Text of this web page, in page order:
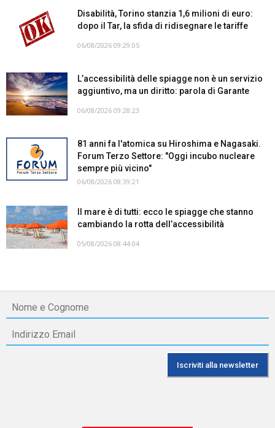
Disabilità, Torino stanzia 1,6 milioni di euro:
dopo il Tar, la sfida di ridisegnare le tariffe
06/08/2026 09:29:05
L’accessibilità delle spiagge non è un servizio
aggiuntivo, ma un diritto: parola di Garante
06/08/2026 09:28:23
81 anni fa l'atomica su Hiroshima e Nagasaki.
Forum Terzo Settore: "Oggi incubo nucleare
sempre più vicino"
06/08/2026 08:39:21
Il mare è di tutti: ecco le spiagge che stanno
cambiando la rotta dell’accessibilità
05/08/2026 08:44:04